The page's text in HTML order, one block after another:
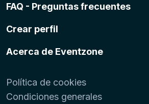
FAQ - Preguntas frecuentes
Crear perfil
Acerca de Eventzone
Política de cookies
Condiciones generales